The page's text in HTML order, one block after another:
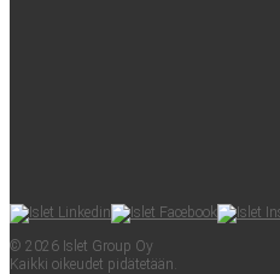
© 2026 Islet Group Oy
Kaik­ki oikeu­det pidätetään.